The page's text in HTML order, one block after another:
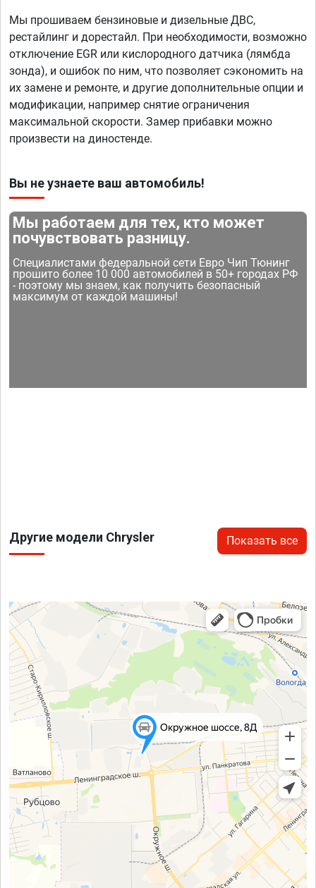
Мы прошиваем бензиновые и дизельные ДВС,
рестайлинг и дорестайл. При необходимости, возможно
отключение EGR или кислородного датчика (лямбда
зонда), и ошибок по ним, что позволяет сэкономить на
их замене и ремонте, и другие дополнительные опции и
модификации, например снятие ограничения
максимальной скорости. Замер прибавки можно
произвести на диностенде.
Вы не узнаете ваш автомобиль!
Мы работаем для тех, кто может
почувствовать разницу.
Специалистами федеральной сети Евро Чип Тюнинг
прошито более 10 000 автомобилей в 50+ городах РФ
- поэтому мы знаем, как получить безопасный
максимум от каждой машины!
Другие модели Chrysler Показать все